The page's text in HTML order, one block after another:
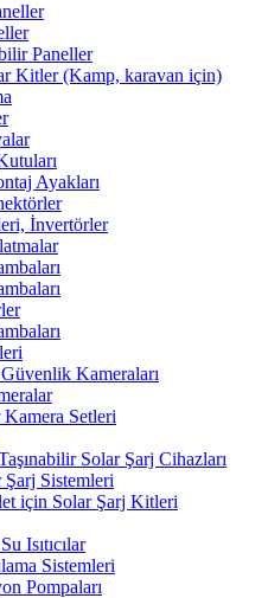
Paneller
Kitler (Kamp, karavan için)
Ayakları
İnvertörler
Kameraları
Kamera Setleri
Solar Şarj Cihazları
Sistemleri
için Solar Şarj Kitleri
Isıtıcılar
Sistemleri
Pompaları